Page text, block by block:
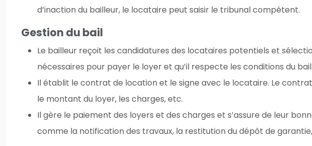
d’inaction du bailleur, le locataire peut saisir le tribunal compétent.
Gestion du bail
Le bailleur reçoit les candidatures des locataires potentiels et
nécessaires pour payer le loyer et qu’il respecte les conditions du bail.
Il établit le contrat de location et le signe avec le locataire. Le
le montant du loyer, les charges, etc.
Il gère le paiement des loyers et des charges et s’assure de leur
comme la notification des travaux, la restitution du dépôt de